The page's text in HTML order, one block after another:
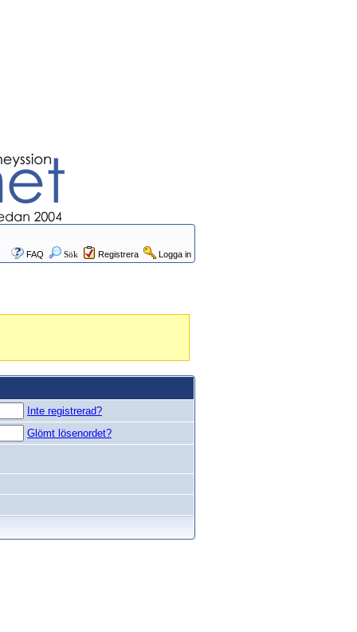
FAQ
Sök Registrera Logga in
Inte registrerad?
Glömt lösenordet?